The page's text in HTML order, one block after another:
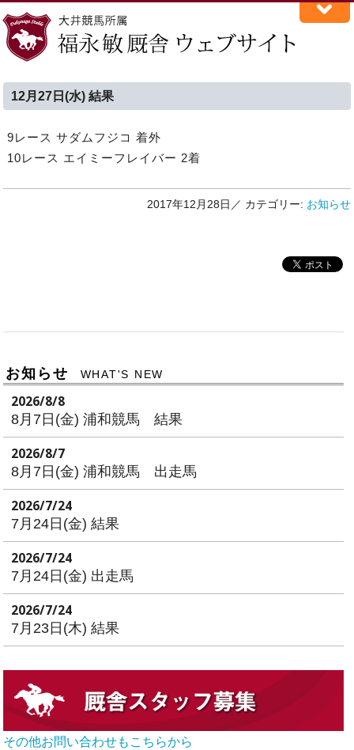
12月27日(水) 結果
9レース サダムフジコ 着外
10レース エイミーフレイバー 2着
2017年12月28日／ カテゴリー: お知らせ
お知らせ WHAT'S NEW
2026/8/8
8月7日(金) 浦和競馬 結果
2026/8/7
8月7日(金) 浦和競馬 出走馬
2026/7/24
7月24日(金) 結果
2026/7/24
7月24日(金) 出走馬
2026/7/24
7月23日(木) 結果
その他お問い合わせもこちらから